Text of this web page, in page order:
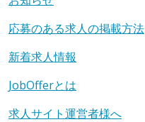
応募のある求人の掲載方法
新着求人情報
JobOfferとは
求人サイト運営者様へ